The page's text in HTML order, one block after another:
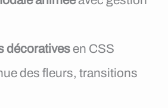
décoratives en CSS
des fleurs, transitions